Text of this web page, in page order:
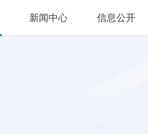
新闻中心 信息公开